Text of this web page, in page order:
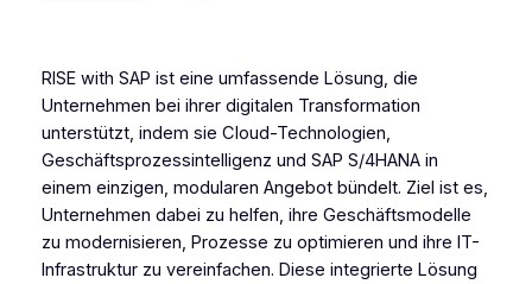
RISE with SAP ist eine umfassende Lösung, die
Unternehmen bei ihrer digitalen Transformation
unterstützt, indem sie Cloud-Technologien,
Geschäftsprozessintelligenz und SAP S/4HANA in
einem einzigen, modularen Angebot bündelt. Ziel ist es,
Unternehmen dabei zu helfen, ihre Geschäftsmodelle
zu modernisieren, Prozesse zu optimieren und ihre IT-
Infrastruktur zu vereinfachen. Diese integrierte Lösung